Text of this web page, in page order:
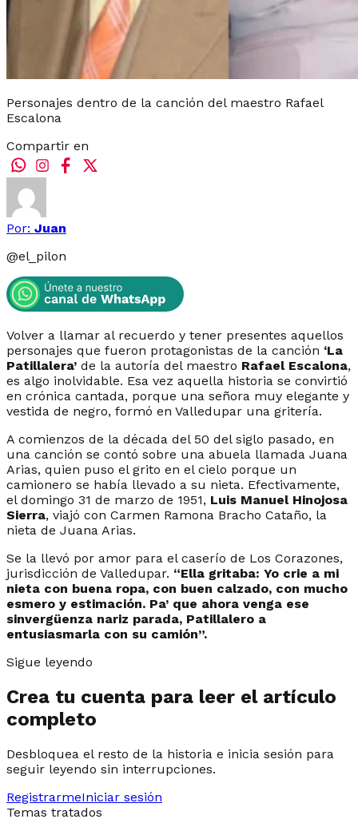
Personajes dentro de la canción del maestro Rafael
Escalona
Compartir en
Por: Juan
@el_pilon
Volver a llamar al recuerdo y tener presentes aquellos
personajes que fueron protagonistas de la canción ‘La
Patillalera’ de la autoría del maestro Rafael Escalona,
es algo inolvidable. Esa vez aquella historia se convirtió
en crónica cantada, porque una señora muy elegante y
vestida de negro, formó en Valledupar una gritería.
A comienzos de la década del 50 del siglo pasado, en
una canción se contó sobre una abuela llamada Juana
Arias, quien puso el grito en el cielo porque un
camionero se había llevado a su nieta. Efectivamente,
el domingo 31 de marzo de 1951, Luis Manuel Hinojosa
Sierra, viajó con Carmen Ramona Bracho Cataño, la
nieta de Juana Arias.
Se la llevó por amor para el caserío de Los Corazones,
jurisdicción de Valledupar. “Ella gritaba: Yo crie a mi
nieta con buena ropa, con buen calzado, con mucho
esmero y estimación. Pa’ que ahora venga ese
sinvergüenza nariz parada, Patillalero a
entusiasmarla con su camión”.
Sigue leyendo
Crea tu cuenta para leer el artículo
completo
Desbloquea el resto de la historia e inicia sesión para
seguir leyendo sin interrupciones.
RegistrarmeIniciar sesión
Temas tratados